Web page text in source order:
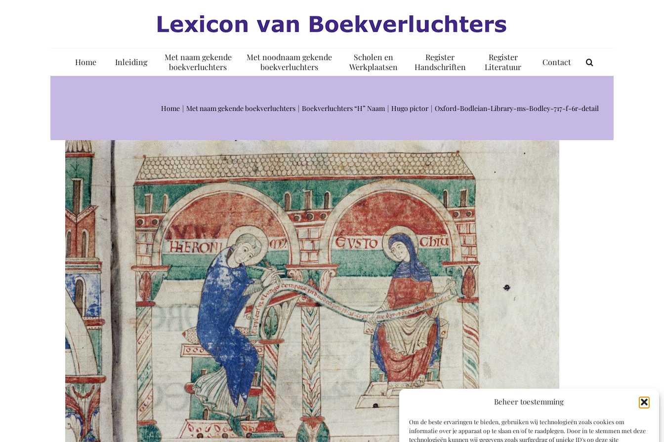
Beheer toestemming
Om de beste ervaringen te bieden, gebruiken wij technologieën zoals cookies om
informatie over je apparaat op te slaan en/of te raadplegen. Door in te stemmen met deze
technologieën kunnen wij gegevens zoals surfgedrag of unieke ID's op deze site
Home Inleiding
Met naam gekende
boekverluchters
Met noodnaam gekende
boekverluchters
Scholen en
Werkplaatsen
Register
Handschriften
Register
Literatuur
Contact
Home Met naam gekende boekverluchters Boekverluchters “H” Naam Hugo pictor Oxford-Bodleian-Library-ms-Bodley-717-f-6r-detail